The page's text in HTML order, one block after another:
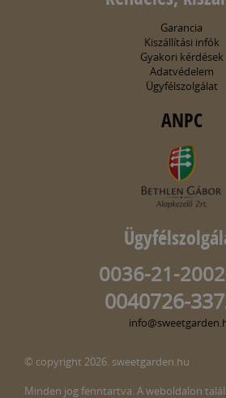
Garancia
Kiszállítási infók
Gyakori kérdések
Adatvédelem
Ügyfélszolgálat
ANPC
0036-21-
0040726-
© copyright 2026. sweetgarden.hu
Minden jog fenntartva. A weboldalon